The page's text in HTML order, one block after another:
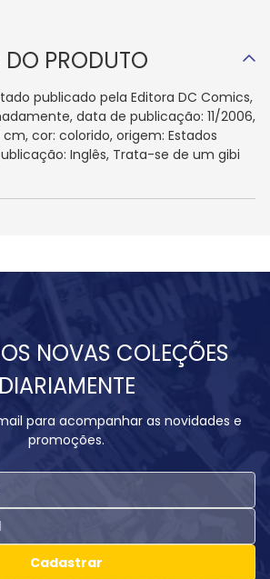
PRODUTO
publicado pela Editora DC Comics,
data de publicação: 11/2006,
cor: colorido, origem: Estados
Inglês, Trata-se de um gibi
NOVAS COLEÇÕES
DIARIAMENTE
para acompanhar as novidades e
promoções.
Cadastrar